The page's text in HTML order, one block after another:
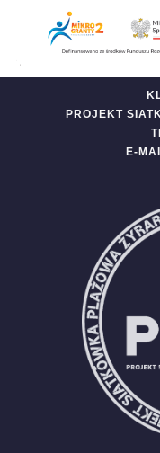
PROJEKT
E-